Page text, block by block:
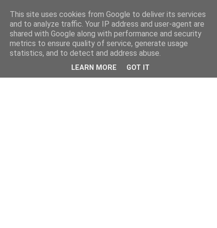
This site uses cookies from Google to deliver its services
and to analyze traffic. Your IP address and user-agent are
shared with Google along with performance and security
metrics to ensure quality of service, generate usage
statistics, and to detect and address abuse.
LEARN MORE GOT IT